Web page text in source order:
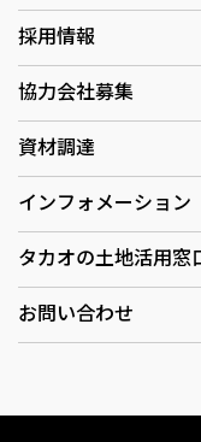
採用情報
協力会社募集
資材調達
インフォメーション
タカオの土地活用窓
お問い合わせ